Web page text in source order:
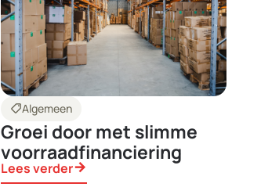
shoppingmodeAlgemeen
Groei door met slimme
voorraadfinanciering
Lees verderarrow_forward